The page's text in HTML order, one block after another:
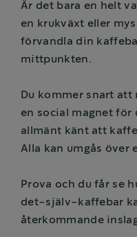
Är det bara en helt
en krukväxt eller
förvandla din
mittpunkten.
Du kommer snart
en social magnet för
allmänt känt att
Alla kan umgås över
Prova och du får se
det-själv-kaffebar
återkommande